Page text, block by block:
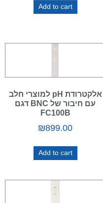
Add to cart
אלקטרודת pH למוצרי חלב
עם חיבור של BNC דגם
FC100B
₪899.00
Add to cart